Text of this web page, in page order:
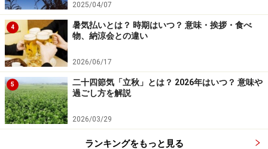
4. 一体ずつ形くずれしないように包む
お人形は一体ずつ薄紙で包みます。衣装の袖や袂（たも
と）には、ふくらみがつぶれて形くずれしないよう薄紙
を入れておくとよいでしょう。
5. 箱に納めて防虫剤を入れる
箱と人形の隙間に柔らかい紙を詰めて収納します。最後
に直接人形に触れないよう注意して人形用防虫剤を入れ
2025/04/07
4
暑気払いとは？ 時期はいつ？ 意味・挨拶・食べ
物、納涼会との違い
2026/06/17
5
二十四節気「立秋」とは？ 2026年はいつ？ 意味や
過ごし方を解説
2026/03/29
ランキングをもっと見る